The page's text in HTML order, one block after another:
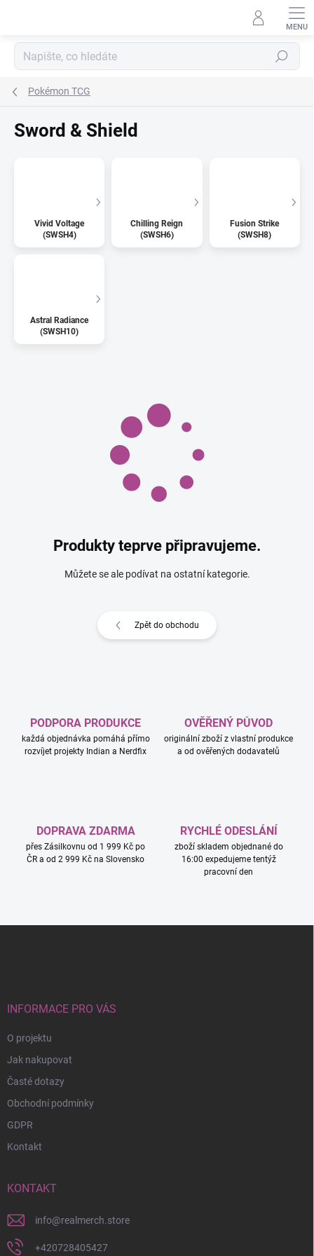
Hledat
Pokémon TCG
Sword & Shield
Vivid Voltage
(SWSH4)
Chilling Reign
(SWSH6)
Fusion Strike
(SWSH8)
Astral Radiance
(SWSH10)
Produkty teprve připravujeme.
Můžete se ale podívat na ostatní kategorie.
Zpět do obchodu
PODPORA PRODUKCE
každá objednávka pomáhá přímo
rozvíjet projekty Indian a Nerdfix
OVĚŘENÝ PŮVOD
originální zboží z vlastní produkce
a od ověřených dodavatelů
DOPRAVA ZDARMA
přes Zásilkovnu od 1 999 Kč po
ČR a od 2 999 Kč na Slovensko
RYCHLÉ ODESLÁNÍ
zboží skladem objednané do
16:00 expedujeme tentýž
pracovní den
INFORMACE PRO VÁS
O projektu
Jak nakupovat
Časté dotazy
Obchodní podmínky
GDPR
Kontakt
KONTAKT
info@realmerch.store
+420728405427